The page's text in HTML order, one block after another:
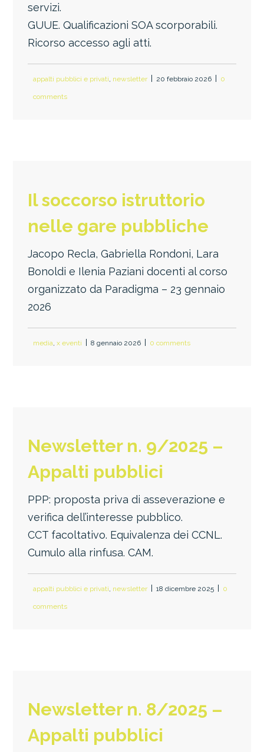
servizi.
GUUE. Qualificazioni SOA scorporabili.
Ricorso accesso agli atti.
appalti pubblici e privati, newsletter 20 febbraio 2026 0
comments
Il soccorso istruttorio
nelle gare pubbliche
Jacopo Recla, Gabriella Rondoni, Lara
Bonoldi e Ilenia Paziani docenti al corso
organizzato da Paradigma – 23 gennaio
2026
media x eventi 8 gennaio 2026 0 comments
Newsletter n. 9/2025 –
Appalti pubblici
PPP: proposta priva di asseverazione e
verifica dell’interesse pubblico.
CCT facoltativo. Equivalenza dei CCNL.
Cumulo alla rinfusa. CAM.
appalti pubblici e privati newsletter 18 dicembre 2025 0
comments
Newsletter n. 8/2025 –
Appalti pubblici